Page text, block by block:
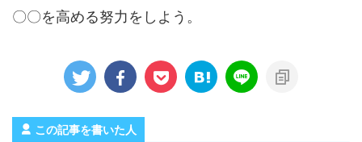
〇〇を高める努力をしよう。
この記事を書いた人